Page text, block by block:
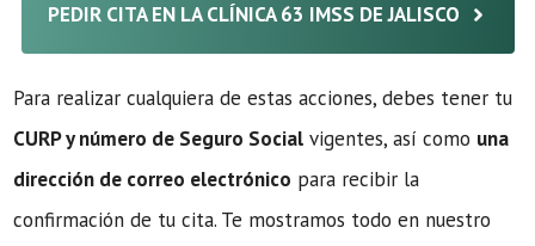
PEDIR CITA EN LA CLÍNICA 63 IMSS DE JALISCO
Para realizar cualquiera de estas acciones, debes tener tu
CURP y número de Seguro Social vigentes, así como una
dirección de correo electrónico para recibir la
confirmación de tu cita. Te mostramos todo en nuestro